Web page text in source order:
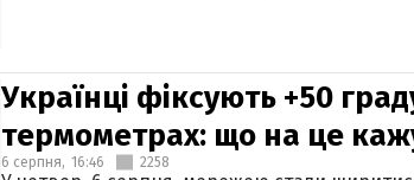
Українці фіксують +50
термометрах: що на це
6 серпня, 16:46 2258